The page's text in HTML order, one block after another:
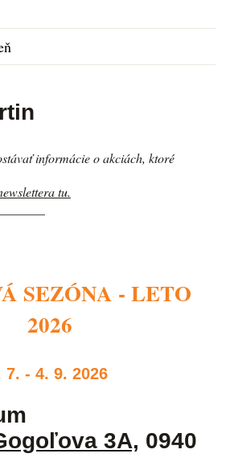
informácie o akciách, ktoré
tu.
SEZÓNA - LETO
2026
7. - 4. 9. 2026
3A, 0940